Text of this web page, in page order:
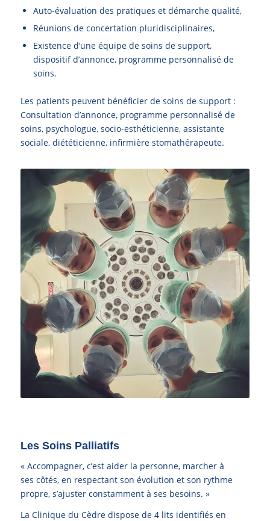
Auto-évaluation des pratiques et démarche qualité,
Réunions de concertation pluridisciplinaires,
Existence d’une équipe de soins de support,
dispositif d’annonce, programme personnalisé de
soins.
Les patients peuvent bénéficier de soins de support :
Consultation d’annonce, programme personnalisé de
soins, psychologue, socio-esthéticienne, assistante
sociale, diététicienne, infirmière stomathérapeute.
Les Soins Palliatifs
« Accompagner, c’est aider la personne, marcher à
ses côtés, en respectant son évolution et son rythme
propre, s’ajuster constamment à ses besoins. »
La Clinique du Cèdre dispose de 4 lits identifiés en